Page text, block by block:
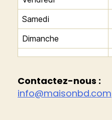
Samedi
Dimanche
Contactez-nous :
info@maisonbd.com